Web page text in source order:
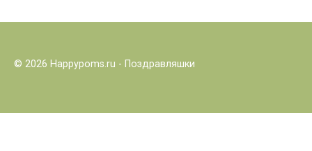
© 2026 Happypoms.ru - Поздравляшки